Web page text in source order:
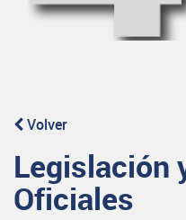
Volver
Legislación
Oficiales